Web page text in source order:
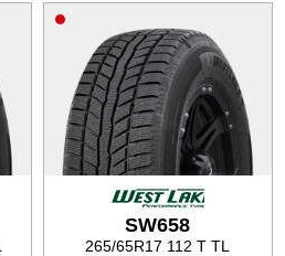
SW658
265/65R17 112 T TL